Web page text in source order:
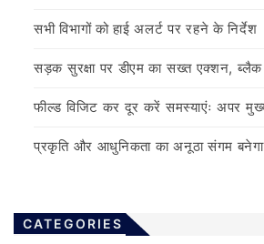
सभी विभागों को हाई अलर्ट पर रहने के निर्देश
सड़क सुरक्षा पर डीएम का सख्त एक्शन, ब्लैक
फील्ड विजिट कर दूर करें समस्याएंः अपर मुख्य
प्रकृति और आधुनिकता का अनूठा संगम बनेगा
CATEGORIES